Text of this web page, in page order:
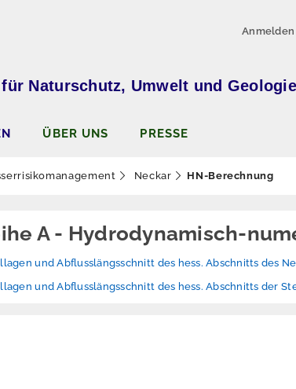
Anmelden
Naturschutz, Umwelt und Geologie
ÜBER UNS PRESSE
Neckar HN-Berechnung
A - Hydrodynamisch-
und Abflusslängsschnitt des hess. Abschnitts des
und Abflusslängsschnitt des hess. Abschnitts der